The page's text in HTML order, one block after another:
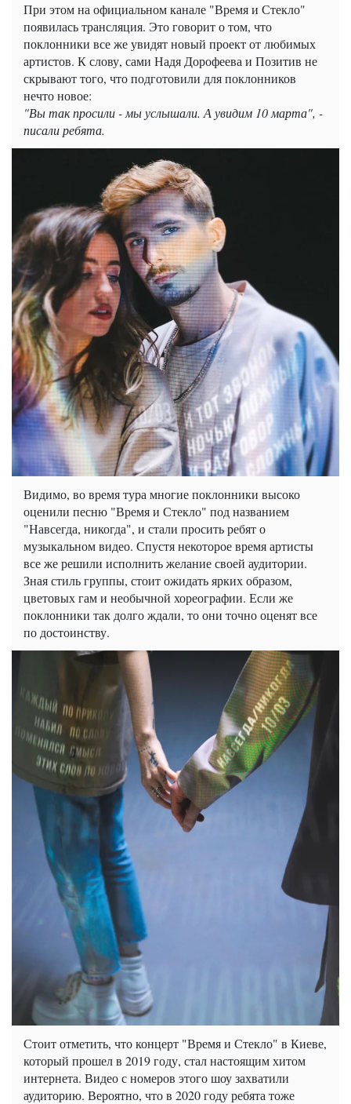
При этом на официальном канале "Время и Стекло"
появилась трансляция. Это говорит о том, что
поклонники все же увидят новый проект от любимых
артистов. К слову, сами Надя Дорофеева и Позитив не
скрывают того, что подготовили для поклонников
нечто новое:
"Вы так просили - мы услышали. А увидим 10 марта", -
писали ребята.
Видимо, во время тура многие поклонники высоко
оценили песню "Время и Стекло" под названием
"Навсегда, никогда", и стали просить ребят о
музыкальном видео. Спустя некоторое время артисты
все же решили исполнить желание своей аудитории.
Зная стиль группы, стоит ожидать ярких образом,
цветовых гам и необычной хореографии. Если же
поклонники так долго ждали, то они точно оценят все
по достоинству.
Стоит отметить, что концерт "Время и Стекло" в Киеве,
который прошел в 2019 году, стал настоящим хитом
интернета. Видео с номеров этого шоу захватили
аудиторию. Вероятно, что в 2020 году ребята тоже